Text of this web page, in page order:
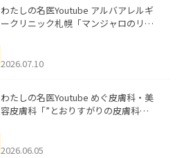
わたしの名医Youtube アルバアレルギ
ークリニック札幌「マンジャロのリア
た。
2026.07.10
わたしの名医Youtube めぐ皮膚科・美
容皮膚科「”とおりすがりの皮膚科
2026.06.05